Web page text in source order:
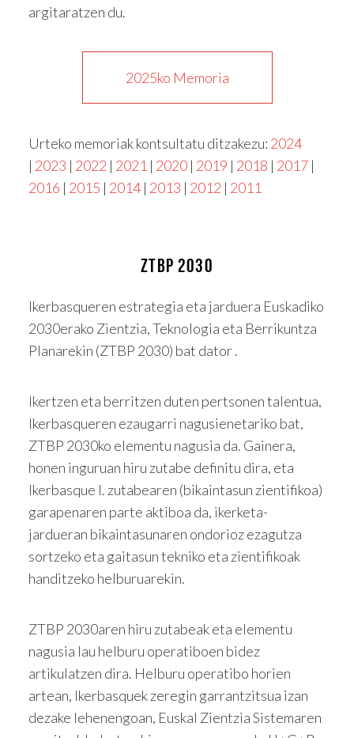
argitaratzen du.
2025ko Memoria
Urteko memoriak kontsultatu ditzakezu: 2024
| 2023 | 2022 | 2021 | 2020 | 2019 | 2018 | 2017 |
2016 | 2015 | 2014| 2013 | 2012 | 2011
ZTBP 2030
Ikerbasqueren estrategia eta jarduera Euskadiko
2030erako Zientzia, Teknologia eta Berrikuntza
Planarekin (ZTBP 2030) bat dator .
Ikertzen eta berritzen duten pertsonen talentua,
Ikerbasqueren ezaugarri nagusienetariko bat,
ZTBP 2030ko elementu nagusia da. Gainera,
honen inguruan hiru zutabe definitu dira, eta
Ikerbasque I. zutabearen (bikaintasun zientifikoa)
garapenaren parte aktiboa da, ikerketa-
jardueran bikaintasunaren ondorioz ezagutza
sortzeko eta gaitasun tekniko eta zientifikoak
handitzeko helburuarekin.
ZTBP 2030aren hiru zutabeak eta elementu
nagusia lau helburu operatiboen bidez
artikulatzen dira. Helburu operatibo horien
artean, Ikerbasquek zeregin garrantzitsua izan
dezake lehenengoan, Euskal Zientzia Sistemaren